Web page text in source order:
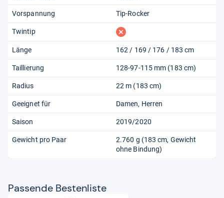
Vorspannung Tip-Rocker
Twintip fehlt
Länge 162 / 169 / 176 / 183 cm
Taillierung 128-97-115 mm (183 cm)
Radius 22 m (183 cm)
Geeignet für Damen Herren
Saison 2019/2020
Gewicht pro Paar
2.760 g (183 cm, Gewicht
ohne Bindung)
Pas­sende Bes­ten­liste